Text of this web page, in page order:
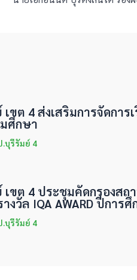
ขต 4 ส่งเสริมการจัดการ
ศึกษา
บุรีรัมย์ 4
ขต 4 ประชุมคัดกรองสถ
งวัล IQA AWARD ปีการ
บุรีรัมย์ 4